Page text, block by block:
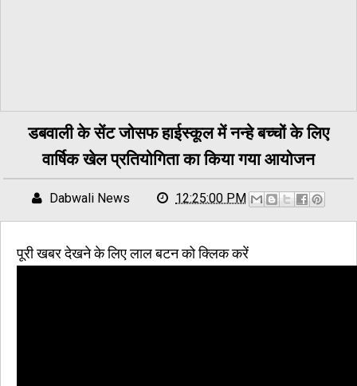
डबवाली के सेंट जोसफ हाईस्कूल में नन्हे बच्चों के लिए
वार्षिक खेल प्रतियोगिता का किया गया आयोजन
Dabwali News 12:25:00 PM
पूरी खबर देखने के लिए लाल बटन को क्लिक करें